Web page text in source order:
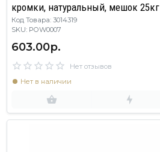
кромки, натуральный, мешок 25кг
Код Товара: 3014319
SKU: POW0007
603.00р.
Нет отзывов
Нет в наличии